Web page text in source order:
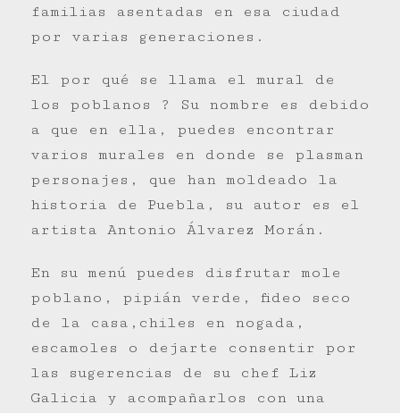
familias asentadas en esa ciudad
por varias generaciones.
El por qué se llama el mural de
los poblanos ? Su nombre es debido
a que en ella, puedes encontrar
varios murales en donde se plasman
personajes, que han moldeado la
historia de Puebla, su autor es el
artista Antonio Álvarez Morán.
En su menú puedes disfrutar mole
poblano, pipián verde, fideo seco
de la casa,chiles en nogada,
escamoles o dejarte consentir por
las sugerencias de su chef Liz
Galicia y acompañarlos con una